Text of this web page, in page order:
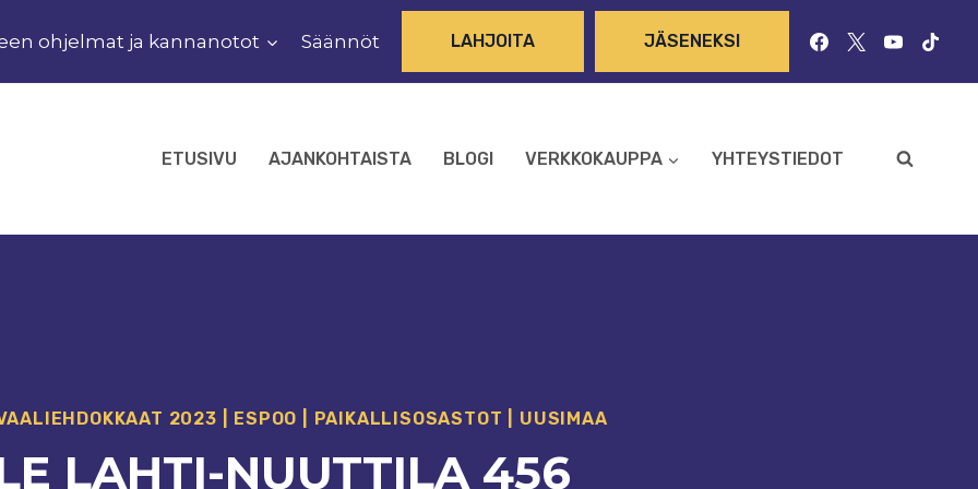
ohjelmat ja kannanotot Säännöt LAHJOITA JÄSENEKSI
ETUSIVU AJANKOHTAISTA BLOGI VERKKOKAUPPA YHTEYSTIEDOT
2023 ESPOO PAIKALLISOSASTOT UUSIMAA
LAHTI-NUUTTILA 456